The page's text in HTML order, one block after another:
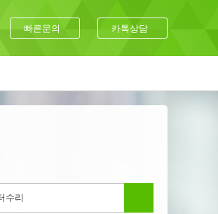
빠른문의 카톡상담